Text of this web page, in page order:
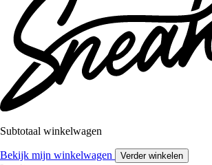
Subtotaal winkelwagen
Bekijk mijn winkelwagen Verder winkelen